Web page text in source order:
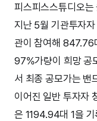
피스피스스튜디오
지난 5월 기관투자
관이 참여해 847.76
97%가량이 희망 공
서 최종 공모가는 밴
이어진 일반 투자자
은 1194.94대 1을